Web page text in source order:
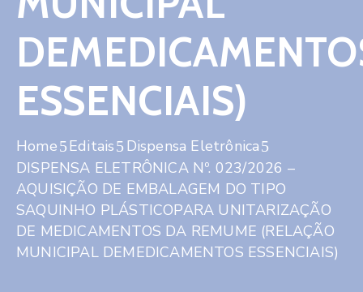
ESSENCIAIS)
Home Editais
Dispensa Eletrônica
DISPENSA ELETRÔNICA Nº. 023/2026 –
AQUISIÇÃO DE EMBALAGEM DO TIPO
SAQUINHO PLÁSTICOPARA UNITARIZAÇÃO
DE MEDICAMENTOS DA REMUME (RELAÇÃO
MUNICIPAL DEMEDICAMENTOS ESSENCIAIS)